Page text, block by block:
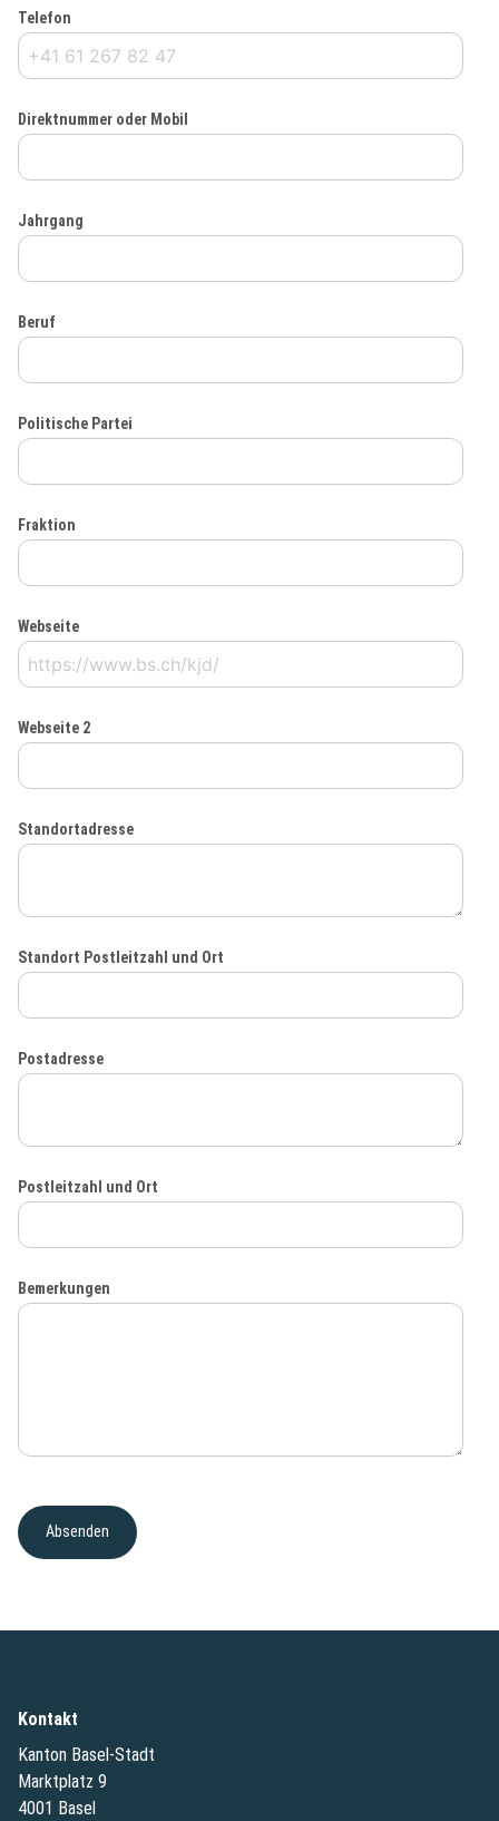
Telefon
Direktnummer oder Mobil
Jahrgang
Beruf
Politische Partei
Fraktion
Webseite
Webseite 2
Standortadresse
Standort Postleitzahl und Ort
Postadresse
Postleitzahl und Ort
Bemerkungen
Kontakt
Kanton Basel-Stadt
Marktplatz 9
4001 Basel